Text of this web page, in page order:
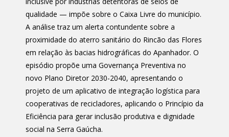
qualidade — impõe sobre o Caixa Livre do município.
A análise traz um alerta contundente sobre a
proximidade do aterro sanitário do Rincão das Flores
em relação às bacias hidrográficas do Apanhador. O
episódio propõe uma Governança Preventiva no
novo Plano Diretor 2030-2040, apresentando o
projeto de um aplicativo de integração logística para
cooperativas de recicladores, aplicando o Princípio da
Eficiência para gerar inclusão produtiva e dignidade
social na Serra Gaúcha.